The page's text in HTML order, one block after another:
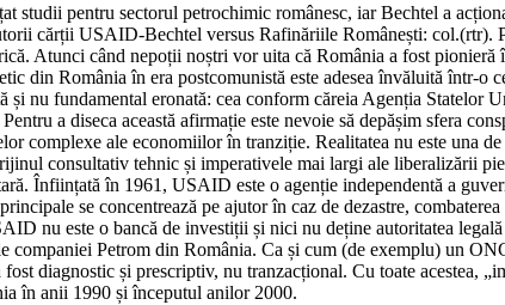
studii pentru sectorul petrochimic românesc, iar Bechtel a
cărții USAID-Bechtel versus Rafinăriile Românești:
Atunci când nepoții noștri vor uita că România a fost
din România în era postcomunistă este adesea învăluită într-
și nu fundamental eronată: cea conform căreia Agenția
a diseca această afirmație este nevoie să depășim sfera
complexe ale economiilor în tranziție. Realitatea nu este una
consultativ tehnic și imperativele mai largi ale liberalizării
Înființată în 1961, USAID este o agenție independentă a
se concentrează pe ajutor în caz de dezastre,
nu este o bancă de investiții și nici nu deține autoritatea
companiei Petrom din România. Ca și cum (de exemplu) un
diagnostic și prescriptiv, nu tranzacțional. Cu toate acestea,
în anii 1990 și începutul anilor 2000.